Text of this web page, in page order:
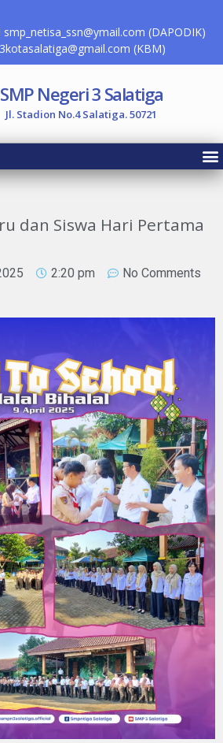
smp_netisa_ssn@ymail.com (DAPODIK)
(KBM)
SMP Negeri 3 Salatiga
Jl. Stadion No.4 Salatiga. 50721
dan Siswa Hari Pertama
2:20 pm
No Comments